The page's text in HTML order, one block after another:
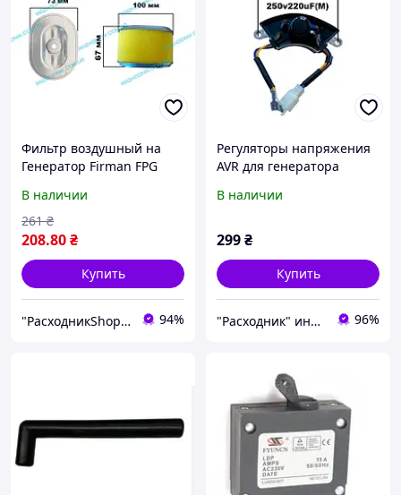
Фильтр воздушный на
Генератор Firman FPG
В наличии
208.80₴
261 ₴
Купить
"РасходникShop" интернет магазин комплектующих и запчастей 94%
Регуляторы напряжения
AVR для генератора
В наличии
299₴
Купить
"Расходник" интернет магазин запчастей 96%